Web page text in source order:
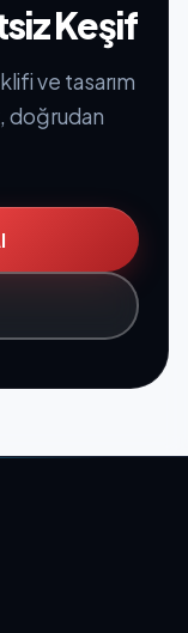
Keşif
ve tasarım
doğrudan